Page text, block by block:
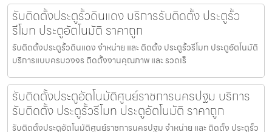
รับติดตั้งประตูรั้วดินแดง บริการรับติดตั้ง ประตูรั้ว
รีโมท ประตูอัตโนมัติ ราคาถูก
รับติดตั้งประตูรั้วดินแดง จำหน่าย และ ติดตั้ง ประตูรั้วรีโมท ประตูอัตโนมัติ
บริการแบบครบวงจร ติดตั้งงานคุณภาพ และ รวดเร็
รับติดตั้งประตูอัตโนมัติศูนย์ราชการนครปฐม บริการ
รับติดตั้ง ประตูรั้วรีโมท ประตูอัตโนมัติ ราคาถูก
รับติดตั้งประตูอัตโนมัติศูนย์ราชการนครปฐม จำหน่าย และ ติดตั้ง ประตูรั้ว